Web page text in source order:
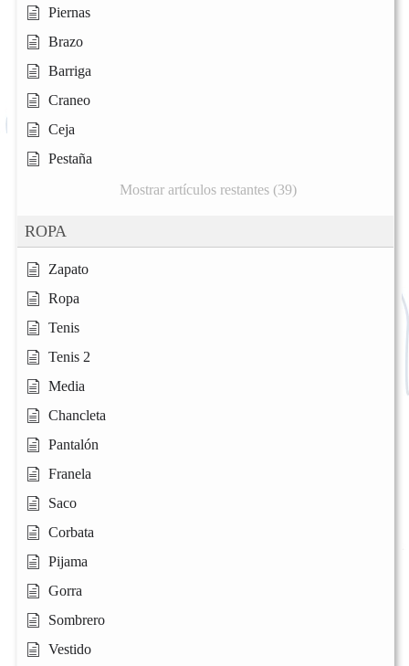
Piernas
Brazo
Barriga
Craneo
Ceja
Pestaña
Mostrar artículos restantes (39)
ROPA
Zapato
Ropa
Tenis
Tenis 2
Media
Chancleta
Pantalón
Franela
Saco
Corbata
Pijama
Gorra
Sombrero
Vestido